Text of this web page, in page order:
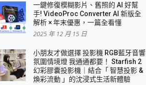
一鍵修復模糊影片、舊照的 AI 好幫
手! VideoProc Converter AI 新版全
解析 × 年末優惠，一篇全看懂
2025 年 12 月 15 日
小朋友才做選擇 投影機 RGB藍牙音響
氛圍情境燈 我通通都要！ Starfish 2
幻彩膠囊投影機｜結合「 智慧投影 &
煥彩流動 」的沈浸式生活新體驗